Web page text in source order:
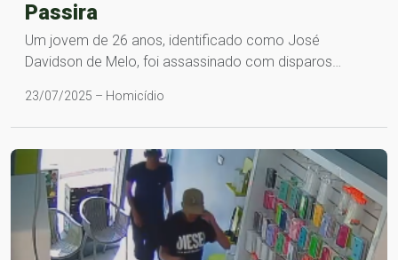
Passira
Um jovem de 26 anos, identificado como José
Davidson de Melo, foi assassinado com disparos…
23/07/2025 – Homicídio